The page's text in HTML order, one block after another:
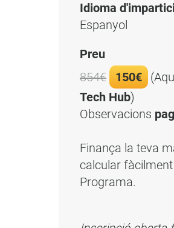
Idioma
Espanyol
Preu
854€
150€
Tech Hub)
Observacions
Finança la teva
calcular
Programa.